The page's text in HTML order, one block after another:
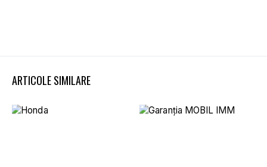
ARTICOLE SIMILARE